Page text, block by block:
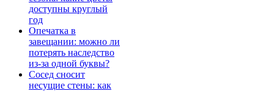
доступны круглый
год
Опечатка в
завещании: можно ли
потерять наследство
из-за одной буквы?
Сосед сносит
несущие стены: как